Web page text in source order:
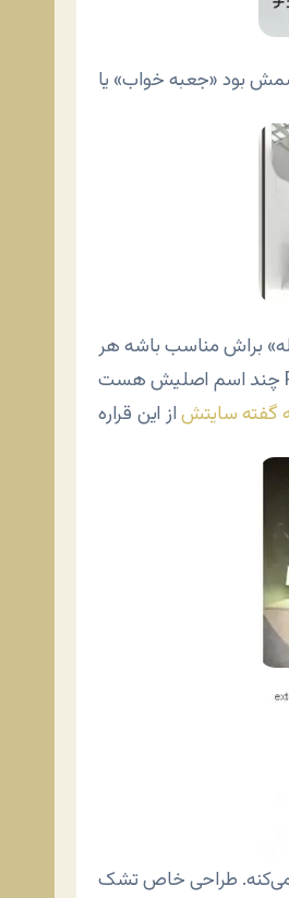
براش مناسب باشه هر
گفته سایتش
می‌کنه. طراحی خاص تشک